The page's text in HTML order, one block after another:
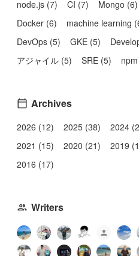
node.js (7) CI (7) Mongo (6)
Docker (6) machine learning (
DevOps (5) GKE (5)
アジャイル (5) SRE (5) npm
Archives
2026 (12) 2025 (38) 2024
2021 (15)
2020 (21) 2019
2016 (17)
Writers